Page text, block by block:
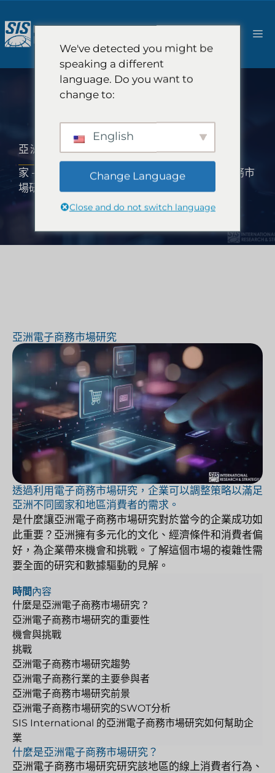
至
內
選
亞洲電子商務市場研究
家 - 市場研究範圍-亞洲市場研究-亞洲電子商務市
場研究
亞洲電子商務市場研究
透過利用電子商務市場研究，企業可以調整策略以滿足
亞洲不同國家和地區消費者的需求。
是什麼讓亞洲電子商務市場研究對於當今的企業成功如
此重要？亞洲擁有多元化的文化、經濟條件和消費者偏
好，為企業帶來機會和挑戰。了解這個市場的複雜性需
要全面的研究和數據驅動的見解。
時間內容
什麼是亞洲電子商務市場研究？
亞洲電子商務市場研究的重要性
機會與挑戰
挑戰
亞洲電子商務市場研究趨勢
亞洲電子商務行業的主要參與者
亞洲電子商務市場研究前景
亞洲電子商務市場研究的SWOT分析
SIS International 的亞洲電子商務市場研究如何幫助企
業
什麼是亞洲電子商務市場研究？
亞洲電子商務市場研究研究該地區的線上消費者行為、
We've detected you might be
speaking a different
language. Do you want to
change to:
English
Change Language
Close and do not switch language